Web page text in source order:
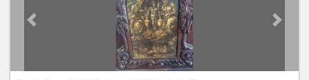
Previous slide Next